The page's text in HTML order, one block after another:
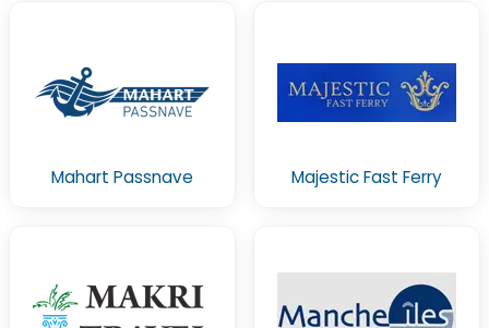
Mahart Passnave Majestic Fast Ferry